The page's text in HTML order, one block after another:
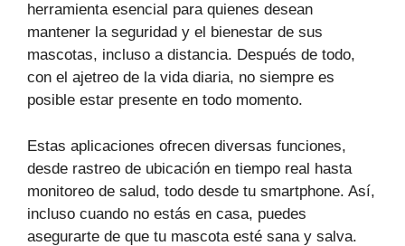
herramienta esencial para quienes desean
mantener la seguridad y el bienestar de sus
mascotas, incluso a distancia. Después de todo,
con el ajetreo de la vida diaria, no siempre es
posible estar presente en todo momento.
Estas aplicaciones ofrecen diversas funciones,
desde rastreo de ubicación en tiempo real hasta
monitoreo de salud, todo desde tu smartphone. Así,
incluso cuando no estás en casa, puedes
asegurarte de que tu mascota esté sana y salva.